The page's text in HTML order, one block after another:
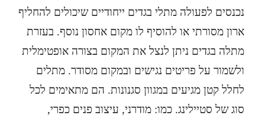
נכנסים לפעולה מתלי בגדים ייחודיים שיכולים להחליף
ארון מסורתי או להוסיף לו מקום אחסון נוסף. בעזרת
מתלה בגדים ניתן לנצל את המקום בצורה אופטימלית
ולשמור על פריטים נגישים ובמקום מסודר. מתלים
לחלל קטן מגיעים במגוון סגנונות. הם מתאימים לכל
סוג של סטיילינג. כמו: מודרני, עיצוב פנים כפרי,